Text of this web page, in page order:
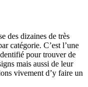
des dizaines de très
catégorie. C’est l’une
pour trouver de
mais aussi de leur
vivement d’y faire un